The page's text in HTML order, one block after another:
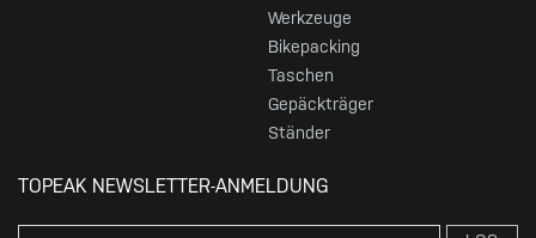
Werkzeuge
Bikepacking
Taschen
Gepäckträger
Ständer
TOPEAK NEWSLETTER-ANMELDUNG